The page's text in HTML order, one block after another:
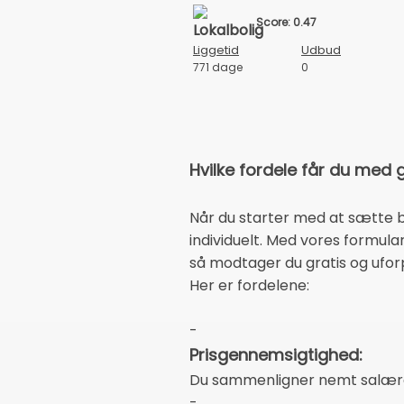
Score: 0.47
Liggetid Udbud
771 dage 0
Hvilke fordele får du
Når du starter med at sætte
individuelt. Med vores
så modtager du gratis og
Her er fordelene:
-
Prisgennemsigtighed:
Du sammenligner nemt